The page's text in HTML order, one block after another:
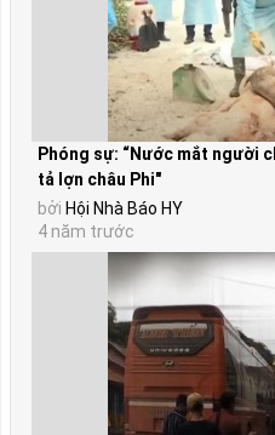
Phóng sự: “Nước mắt người
tả lợn châu Phi"
bởi Hội Nhà Báo HY
4 năm trước